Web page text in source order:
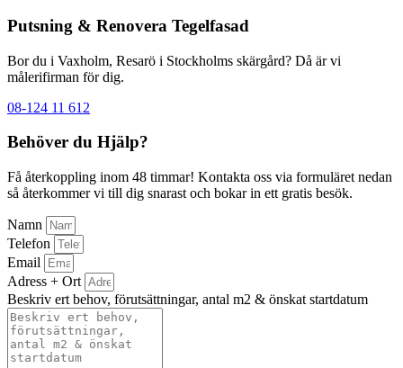
Putsning & Renovera Tegelfasad
Bor du i Vaxholm, Resarö i Stockholms skärgård? Då är vi
målerifirman för dig.
08-124 11 612
Behöver du Hjälp?
Få återkoppling inom 48 timmar! Kontakta oss via formuläret nedan
så återkommer vi till dig snarast och bokar in ett gratis besök.
Namn
Telefon
Email
Adress + Ort
Beskriv ert behov, förutsättningar, antal m2 & önskat startdatum